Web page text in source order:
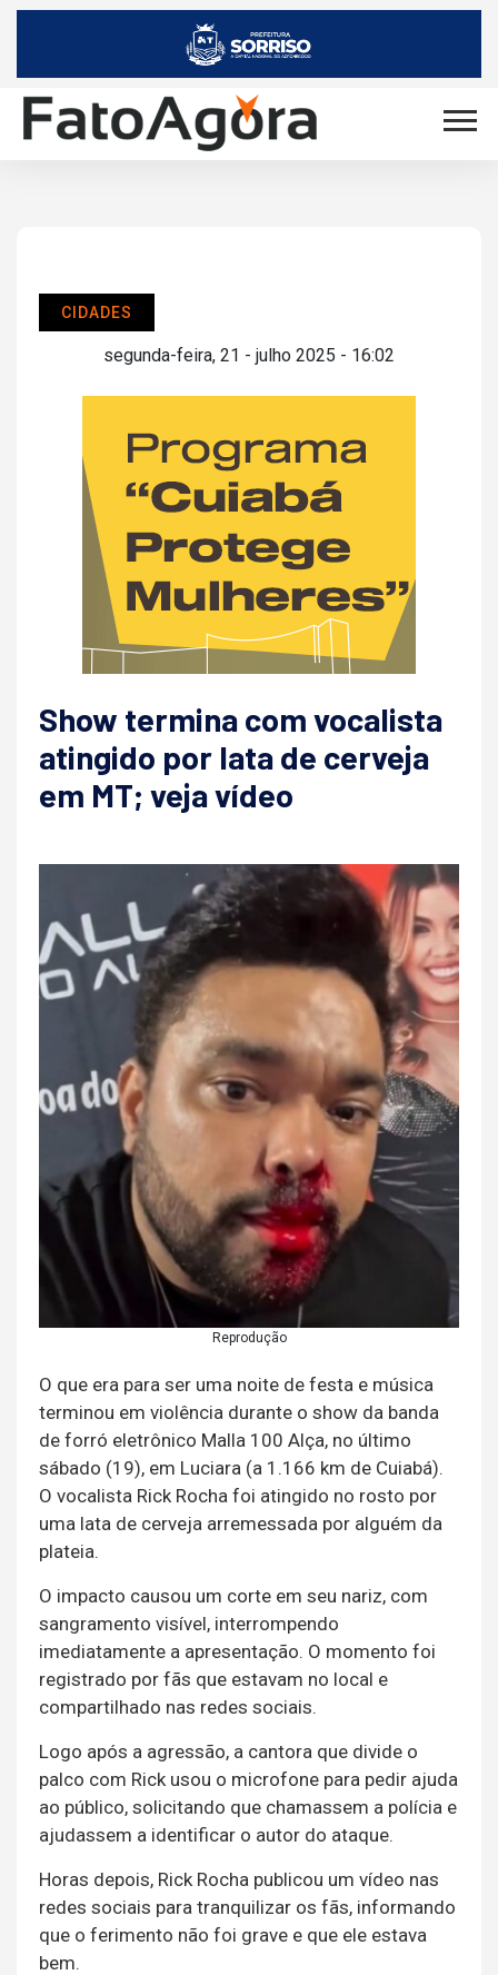
CIDADES
segunda-feira, 21 - julho 2025 - 16:02
Show termina com vocalista
atingido por lata de cerveja
em MT; veja vídeo
Reprodução
O que era para ser uma noite de festa e música
terminou em violência durante o show da banda
de forró eletrônico Malla 100 Alça, no último
sábado (19), em Luciara (a 1.166 km de Cuiabá).
O vocalista Rick Rocha foi atingido no rosto por
uma lata de cerveja arremessada por alguém da
plateia.
O impacto causou um corte em seu nariz, com
sangramento visível, interrompendo
imediatamente a apresentação. O momento foi
registrado por fãs que estavam no local e
compartilhado nas redes sociais.
Logo após a agressão, a cantora que divide o
palco com Rick usou o microfone para pedir ajuda
ao público, solicitando que chamassem a polícia e
ajudassem a identificar o autor do ataque.
Horas depois, Rick Rocha publicou um vídeo nas
redes sociais para tranquilizar os fãs, informando
que o ferimento não foi grave e que ele estava
bem.